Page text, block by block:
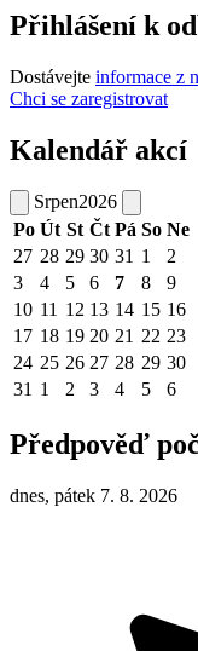
Přihlášení k
Dostávejte informace z
Chci se zaregistrovat
Kalendář akcí
Srpen2026
Po Út St Čt Pá So Ne
27 28 29 30 31 1
2
3
4 5 6 7 8
9
10 11 12 13 14 15 16
17 18 19 20 21 22 23
24 25 26 27 28 29 30
31 1 2 3 4 5 6
Předpověď
dnes, pátek 7. 8. 2026